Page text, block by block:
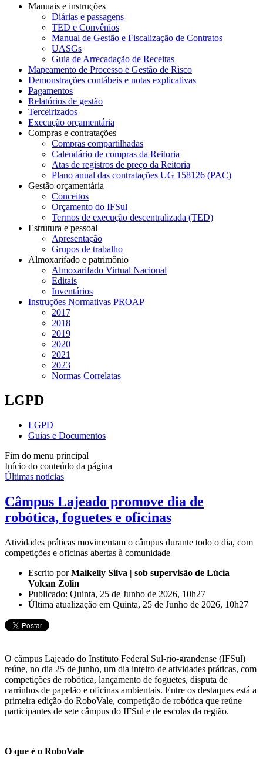
Manuais e instruções
Diárias e passagens
TED e Convênios
Manual de Gestão e Fiscalização de Contratos
UASGs
Guia de Arrecadação de Receitas
Mapeamento de Processo e Gestão de Risco
Demonstrações contábeis e notas explicativas
Pagamentos
Relatórios de gestão
Terceirizados
Execução orçamentária
Compras e contratações
Compras compartilhadas
Calendário de compras da Reitoria
Atas de registros de preço da Reitoria
Plano anual das contratações UG 158126 (PAC)
Gestão orçamentária
Conceitos
Orçamento do IFSul
Termos de execução descentralizada (TED)
Estrutura e pessoal
Apresentação
Grupos de trabalho
Almoxarifado e patrimônio
Almoxarifado Virtual Nacional
Editais
Inventários
Instruções Normativas PROAP
2017
2018
2019
2020
2021
2023
Normas Correlatas
LGPD
LGPD
Guias e Documentos
Fim do menu principal
Início do conteúdo da página
Últimas notícias
Câmpus Lajeado promove dia de
robótica, foguetes e oficinas
Atividades práticas movimentam o câmpus durante todo o dia, com
competições e oficinas abertas à comunidade
Escrito porMaikelly Silva | sob supervisão de Lúcia
Volcan Zolin
Publicado: Quinta, 25 de Junho de 2026, 10h27
Última atualização em Quinta, 25 de Junho de 2026, 10h27
O câmpus Lajeado do Instituto Federal Sul-rio-grandense (IFSul)
reúne, no dia 25 de junho, um dia inteiro de atividades práticas, com
competições de robótica, lançamento de foguetes, disputa de
carrinhos de papelão e oficinas ambientais. Entre os destaques está a
primeira edição do RoboVale, competição de robótica que reúne
participantes de sete câmpus do IFSul e de escolas da região.
O que é o RoboVale